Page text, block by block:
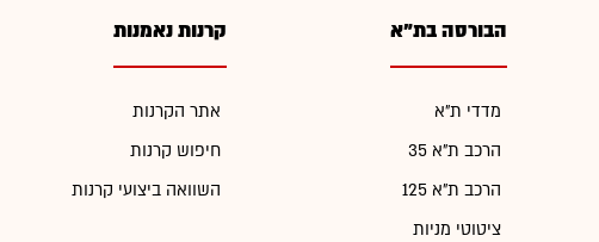
הבורסה בת"א
מדדי ת"א
הרכב ת"א 35
הרכב ת"א 125
ציטוטי מניות
קרנות נאמנות
אתר הקרנות
חיפוש קרנות
השוואה ביצועי קרנות